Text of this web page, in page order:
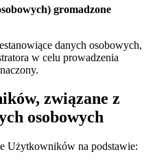
gromadzone
danych osobowych,
w celu prowadzenia
związane z
osobowych
Użytkowników na podstawie: